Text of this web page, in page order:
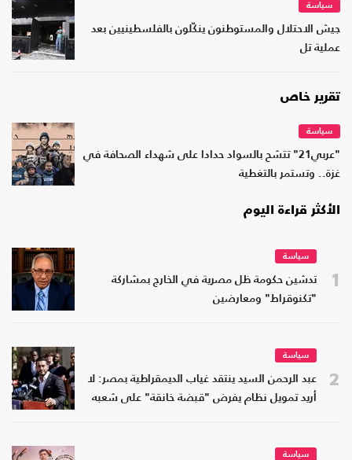
سياسة
جيش الاحتلال والمستوطنون ينكّلون بالفلسطينيين بعد
عملية تل
تقرير خاص
سياسة
"عربي21" تتشح بالسواد حدادا على شهداء الصحافة في
غزة.. وتستمر بالتغطية
الأكثر قراءة اليوم
1
سياسة
تدشين حكومة ظل مصرية في الخارج بمشاركة
"تكنوقراط" ومعارضين
2
سياسة
عبد الرحمن السيد ينتقد غياب الديمقراطية بمصر: لا
أريد تمويل نظام يفرض "قبضة خانقة" على شعبه
سياسة